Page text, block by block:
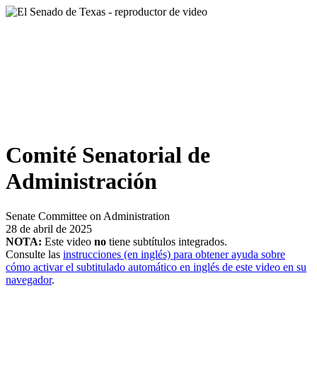
Comité Senatorial de
Administración
Senate Committee on Administration
28 de abril de 2025
NOTA: Este video no tiene subtítulos integrados.
Consulte las instrucciones (en inglés) para obtener ayuda sobre
cómo activar el subtitulado automático en inglés de este video en su
navegador.